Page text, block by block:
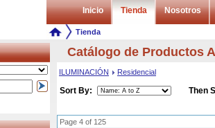
Inicio Tienda Nosotros
Tienda
Catálogo de Productos
ILUMINACIÓN Residencial
Sort By: Then
Page 4 of 125